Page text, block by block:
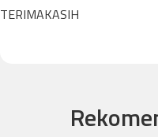
TERIMAKASIH